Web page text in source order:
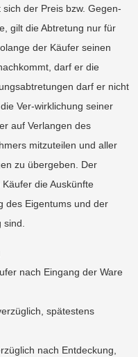
der Preis bzw. Gegen-
gilt die Abtretung nur für
der Käufer seinen
darf er die
darf er nicht
Ver-wirklichung seiner
auf Verlangen des
mitzuteilen und aller
zu übergeben. Der
die Auskünfte
des Eigentums und der
nach Eingang der Ware
spätestens
nach Entdeckung,